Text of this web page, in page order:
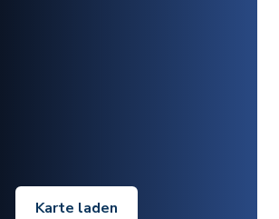
Karte laden